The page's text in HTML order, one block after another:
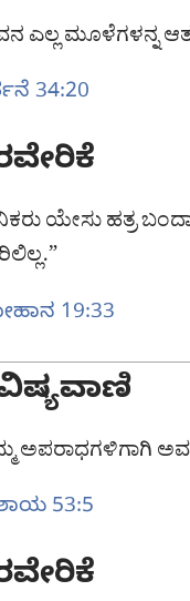
ಎಲ್ಲ ಮೂಳೆಗಳನ್ನ
34:20
ಯೇಸು ಹತ್ರ
19:33
ಅಪರಾಧಗಳಿಗಾಗಿ
53:5